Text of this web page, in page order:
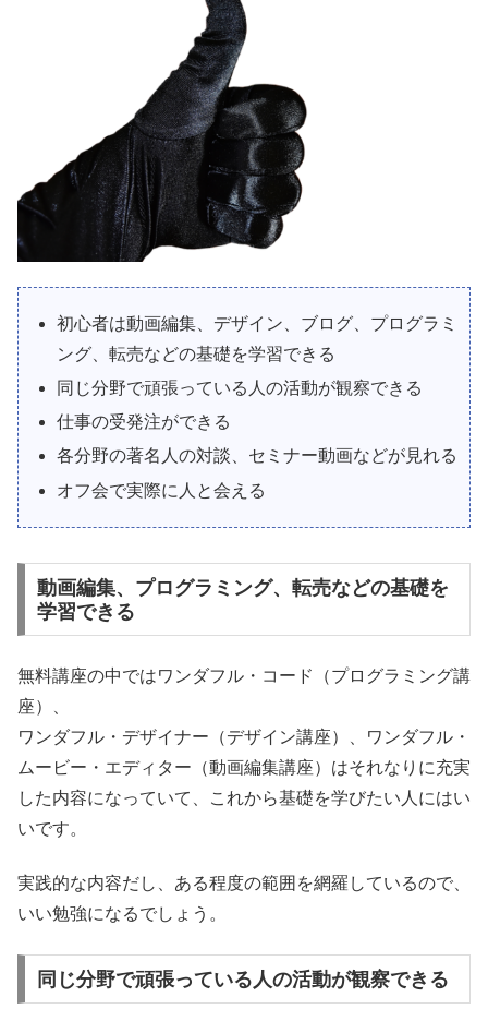
初心者は動画編集、デザイン、ブログ、プログラミ
ング、転売などの基礎を学習できる
同じ分野で頑張っている人の活動が観察できる
仕事の受発注ができる
各分野の著名人の対談、セミナー動画などが見れる
オフ会で実際に人と会える
動画編集、プログラミング、転売などの基礎を
学習できる
無料講座の中ではワンダフル・コード（プログラミング講
座）、
ワンダフル・デザイナー（デザイン講座）、ワンダフル・
ムービー・エディター（動画編集講座）はそれなりに充実
した内容になっていて、これから基礎を学びたい人にはい
いです。
実践的な内容だし、ある程度の範囲を網羅しているので、
いい勉強になるでしょう。
同じ分野で頑張っている人の活動が観察できる